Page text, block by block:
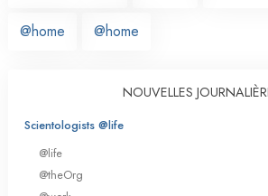
@home @home
NOUVELLES
Scientologists @life
@life
@theOrg